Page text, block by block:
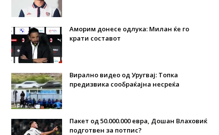
Аморим донесе одлука: Милан ќе го
крати составот
Вирално видео од Уругвај: Топка
предизвика сообраќајна несреќа
Пакет од 50.000.000 евра, Дошан Влаховиќ
подготвен за потпис?